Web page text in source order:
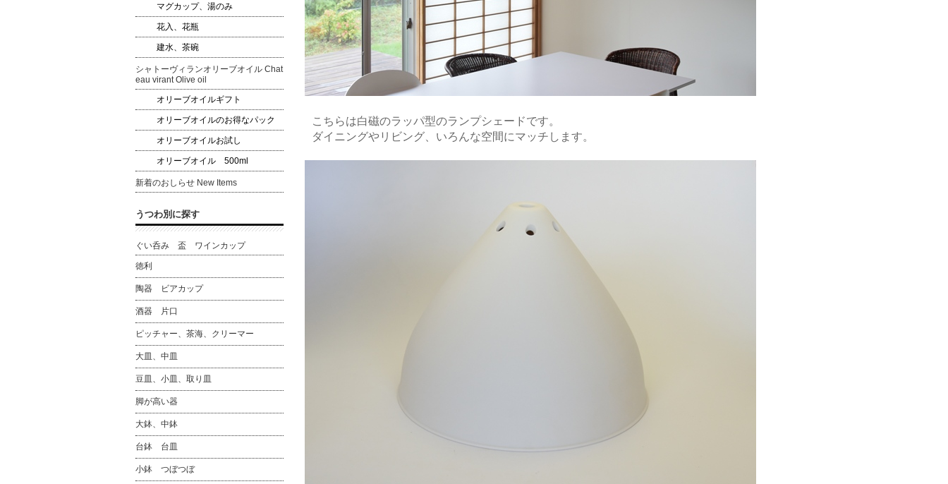
こちらは白磁のラッパ型のランプシェードです。
ダイニングやリビング、いろんな空間にマッチします。
マグカップ、湯のみ
花入、花瓶
建水、茶碗
シャトーヴィランオリーブオイル Chat
eau virant Olive oil
オリーブオイルギフト
オリーブオイルのお得なパック
オリーブオイルお試し
オリーブオイル 500ml
新着のおしらせ New Items
うつわ別に探す
ぐい呑み 盃 ワインカップ
徳利
陶器 ビアカップ
酒器 片口
ピッチャー、茶海、クリーマー
大皿、中皿
豆皿、小皿、取り皿
脚が高い器
大鉢、中鉢
台鉢 台皿
小鉢 つぼつぼ